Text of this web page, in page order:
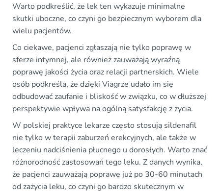
Warto podkreślić, że lek ten wykazuje minimalne
skutki uboczne, co czyni go bezpiecznym wyborem dla
wielu pacjentów.
Co ciekawe, pacjenci zgłaszają nie tylko poprawę w
sferze intymnej, ale również zauważają wyraźną
poprawę jakości życia oraz relacji partnerskich. Wiele
osób podkreśla, że dzięki Viagrze udało im się
odbudować zaufanie i bliskość w związku, co w dłuższej
perspektywie wpływa na ogólną satysfakcję z życia.
W polskiej praktyce lekarze często stosują sildenafil
nie tylko w terapii zaburzeń erekcyjnych, ale także w
leczeniu nadciśnienia płucnego u dorosłych. Warto znać
różnorodność zastosowań tego leku. Z danych wynika,
że pacjenci zauważają poprawę już po 30-60 minutach
od zażycia leku, co czyni go bardzo skutecznym w